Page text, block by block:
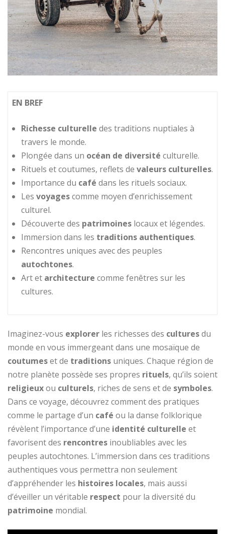
EN BREF
Richesse culturelle des traditions nuptiales à
travers le monde.
Plongée dans un océan de diversité culturelle.
Rituels et coutumes, reflets de valeurs culturelles.
Importance du café dans les rituels sociaux.
Les voyagescomme moyen d’enrichissement
culturel.
Découverte des patrimoines locaux et légendes.
Immersion dans les traditions authentiques.
Rencontres uniques avec des peuples
autochtones.
Art et architecture comme fenêtres sur les
cultures.
Imaginez-vous explorer les richesses des culturesdu
monde en vous immergeant dans une mosaïque de
coutumeset de traditions uniques. Chaque région de
notre planète possède ses propres rituels, qu’ils soient
religieuxou culturels, riches de sens et de symboles.
Dans ce voyage, découvrez comment des pratiques
comme le partage d’un café ou la danse folklorique
révèlent l’importance d’une identité culturelle et
favorisent des rencontres inoubliables avec les
peuples autochtones. L’immersion dans ces traditions
authentiques vous permettra non seulement
d’appréhender les histoires locales, mais aussi
d’éveiller un véritable respect pour la diversité du
patrimoine mondial.